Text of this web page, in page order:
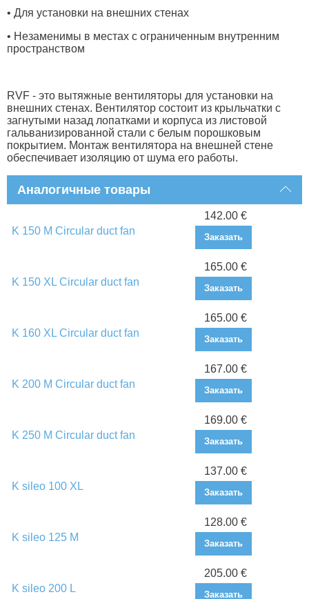
• Для установки на внешних стенах
• Незаменимы в местах с ограниченным внутренним
пространством
RVF - это вытяжные вентиляторы для установки на
внешних стенах. Вентилятор состоит из крыльчатки с
загнутыми назад лопатками и корпуса из листовой
гальванизированной стали с белым порошковым
покрытием. Монтаж вентилятора на внешней стене
обеспечивает изоляцию от шума его работы.
Аналогичные товары
K 150 M Circular duct fan
142.00 €
Заказать
K 150 XL Circular duct fan
165.00 €
Заказать
K 160 XL Circular duct fan
165.00 €
Заказать
K 200 M Circular duct fan
167.00 €
Заказать
K 250 M Circular duct fan
169.00 €
Заказать
K sileo 100 XL
137.00 €
Заказать
K sileo 125 M
128.00 €
Заказать
K sileo 200 L
205.00 €
Заказать